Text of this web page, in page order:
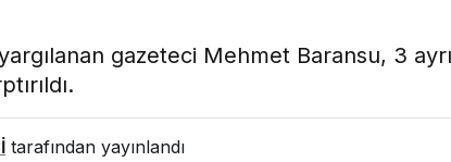
gazeteci Mehmet Baransu, 3
tarafından yayınlandı